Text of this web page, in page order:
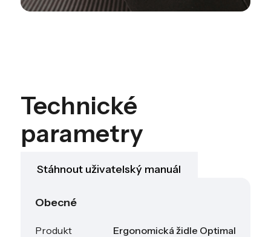
Technické
parametry
Stáhnout uživatelský manuál
Obecné
Produkt Ergonomická židle Optimal